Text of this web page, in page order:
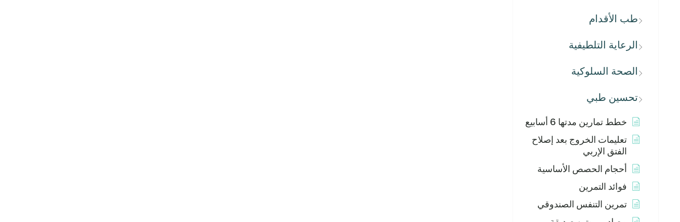
طب الأقدام
الرعاية التلطيفية
الصحة السلوكية
تحسين طبي
خطط تمارين مدتها 6 أسابيع
تعليمات الخروج بعد إصلاح
الفتق الإربي
أحجام الحصص الأساسية
فوائد التمرين
تمرين التنفس الصندوقي